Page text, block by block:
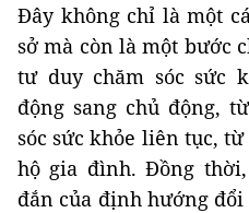
Đây không chỉ là một
sở mà còn là một bước
tư duy chăm sóc sức
động sang chủ động,
sóc sức khỏe liên tục,
hộ gia đình. Đồng
đắn của định hướng